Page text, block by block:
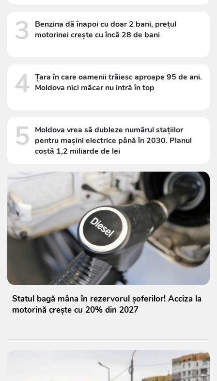
3
Benzina dă înapoi cu doar 2 bani, prețul
motorinei crește cu încă 28 de bani
4 Țara în care oamenii trăiesc aproape 95 de ani.
Moldova nici măcar nu intră în top
5 Moldova vrea să dubleze numărul stațiilor
pentru mașini electrice până în 2030. Planul
costă 1,2 miliarde de lei
Statul bagă mâna în rezervorul șoferilor! Acciza la
motorină crește cu 20% din 2027